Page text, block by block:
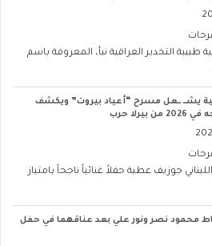
طبيبة التخدير العراقية نبأ، المعروفة باسم
يشــ ــعل مسرح “أعياد بيروت” ويكشف
بيرلا حرب
اللبناني جوزيف عطية حفلاً غنائياً ناجحاً بامتياز
محمود نصر ونور علي بعد عناقهما في حفل